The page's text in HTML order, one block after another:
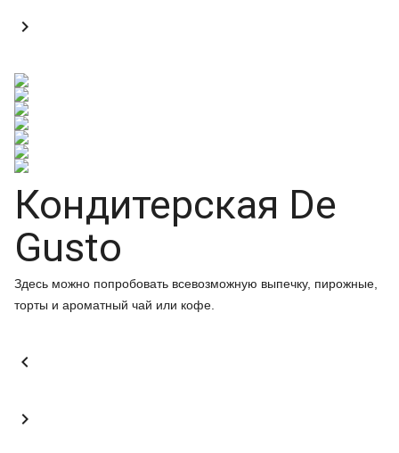

Кондитерская De
Gusto
Здесь можно попробовать всевозможную выпечку, пирожные,
торты и ароматный чай или кофе.

